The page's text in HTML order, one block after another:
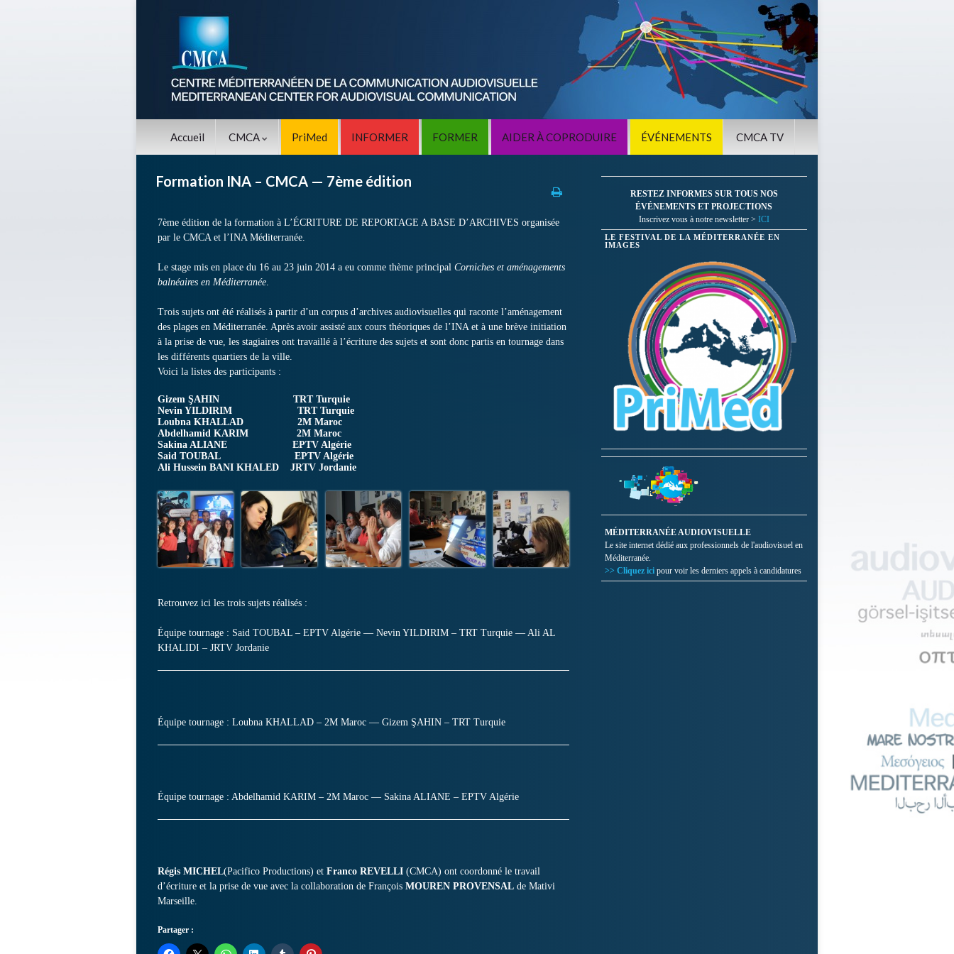
Accueil CMCA PriMed INFORMER FORMER AIDER À COPRODUIRE ÉVÉNEMENTS CMCA TV
Formation INA – CMCA — 7ème édition
7ème édition de la formation à L’ÉCRITURE DE REPORTAGE A BASE D’ARCHIVES organisée
par le CMCA et l’INA Méditerranée.
Le stage mis en place du 16 au 23 juin 2014 a eu comme thème principal Corniches et aménagements
balnéaires en Méditerranée.
Trois sujets ont été réalisés à partir d’un corpus d’archives audiovisuelles qui raconte l’aménagement
des plages en Méditerranée. Après avoir assisté aux cours théoriques de l’INA et à une brève initiation
à la prise de vue, les stagiaires ont travaillé à l’écriture des sujets et sont donc partis en tournage dans
les différents quartiers de la ville.
Voici la listes des participants :
Gizem ŞAHIN TRT Turquie
Nevin YILDIRIM TRT Turquie
Loubna KHALLAD 2M Maroc
Abdelhamid KARIM 2M Maroc
Sakina ALIANE EPTV Algérie
Said TOUBAL EPTV Algérie
Ali Hussein BANI KHALED JRTV Jordanie
Retrouvez ici les trois sujets réalisés :
Équipe tournage : Said TOUBAL – EPTV Algérie — Nevin YILDIRIM – TRT Turquie — Ali AL
KHALIDI – JRTV Jordanie
Équipe tournage : Loubna KHALLAD – 2M Maroc — Gizem ŞAHIN – TRT Turquie
Équipe tournage : Abdelhamid KARIM – 2M Maroc — Sakina ALIANE – EPTV Algérie
Régis MICHEL(Pacifico Productions) et Franco REVELLI (CMCA) ont coordonné le travail
d’écriture et la prise de vue avec la collaboration de François MOUREN PROVENSAL de Mativi
Marseille.
Partager :
RESTEZ INFORMES SUR TOUS NOS
ÉVÉNEMENTS ET PROJECTIONS
Inscrivez vous à notre newsletter > ICI
LE FESTIVAL DE LA MÉDITERRANÉE EN
IMAGES
MÉDITERRANÉE AUDIOVISUELLE
Le site internet dédié aux professionnels de l'audiovisuel en
Méditerranée.
>> Cliquez ici pour voir les derniers appels à candidatures